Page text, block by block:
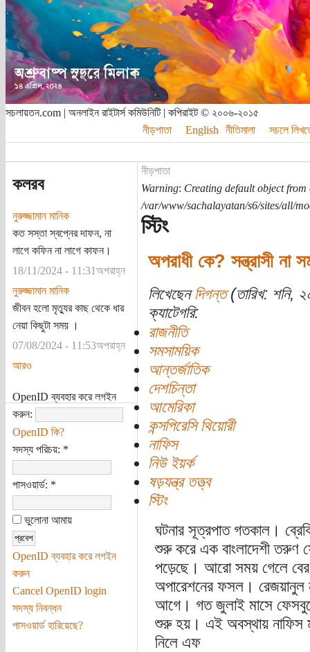
সচলায়তন.com | অনলাইন রাইটার্স কমিউনিটি | কপিরাইট © ২০০৬-২০১৫
নীড়পাতা
English নীতিমালা সচলে
কলরব
নুরুজ্জামান মানিক
কত সস্তা স্বপ্নের দাফন, না
লাগে কফিন না লাগে কাফন।
18/11/2024 - 11:31অপরাহ্ন
নুরুজ্জামান মানিক
জীবন হলো মৃত্যুর কাছ থেকে ধার
নেয়া কিছুটা সময় ।
07/08/2024 - 11:53অপরাহ্ন
আরও
OpenID ব্যবহার করে লগইন
করুন:
OpenID কি?
সদস্য পরিচয়: *
পাসওয়ার্ড: *
ভুলোনা আমায়
OpenID ব্যবহার করে লগইন
করুন
Cancel OpenID login
সদস্য নিবন্ধন
পাসওয়ার্ড হারিয়েছে?
নীড়পাতা
Warning: Creating default object from
/var/www/sachalayatan/s6/sites/all/
স্টিং
অপরাধী কে? সন্ত্রাসী না
লিখেছেন দিগন্ত(তারিখ: শনি,
ক্যাটেগরি:
রাজনীতি
সমসাময়িক
আন্তর্জাতিক
দেশচিন্তা
আমেরিকা
কন্সপিরেসি থিয়োরী
নাফিস
নিউ ইয়র্ক
ষড়যন্ত্র তত্ত্ব
স্টিং
ঘটনার সূত্রপাত গতকাল।
শুরু করে এক বাংলাদেশী তরুণ
পড়েছে। আরো সময় গেলে বের
অপারেশনের ফসল। রেজয়ানুল
আগে। গত জুলাই মাসে
শুরু হয়। এই অবস্থায় নাফিস
নিলে এফ